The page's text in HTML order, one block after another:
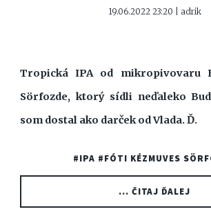
19.06.2022 23:20 | adrik
Tropická IPA od mikropivovaru
Sörfozde, ktorý sídli neďaleko
som dostal ako darček od Vlada. Ď.
#IPA #FÓTI KÉZMUVES
... ČITAJ ĎALEJ